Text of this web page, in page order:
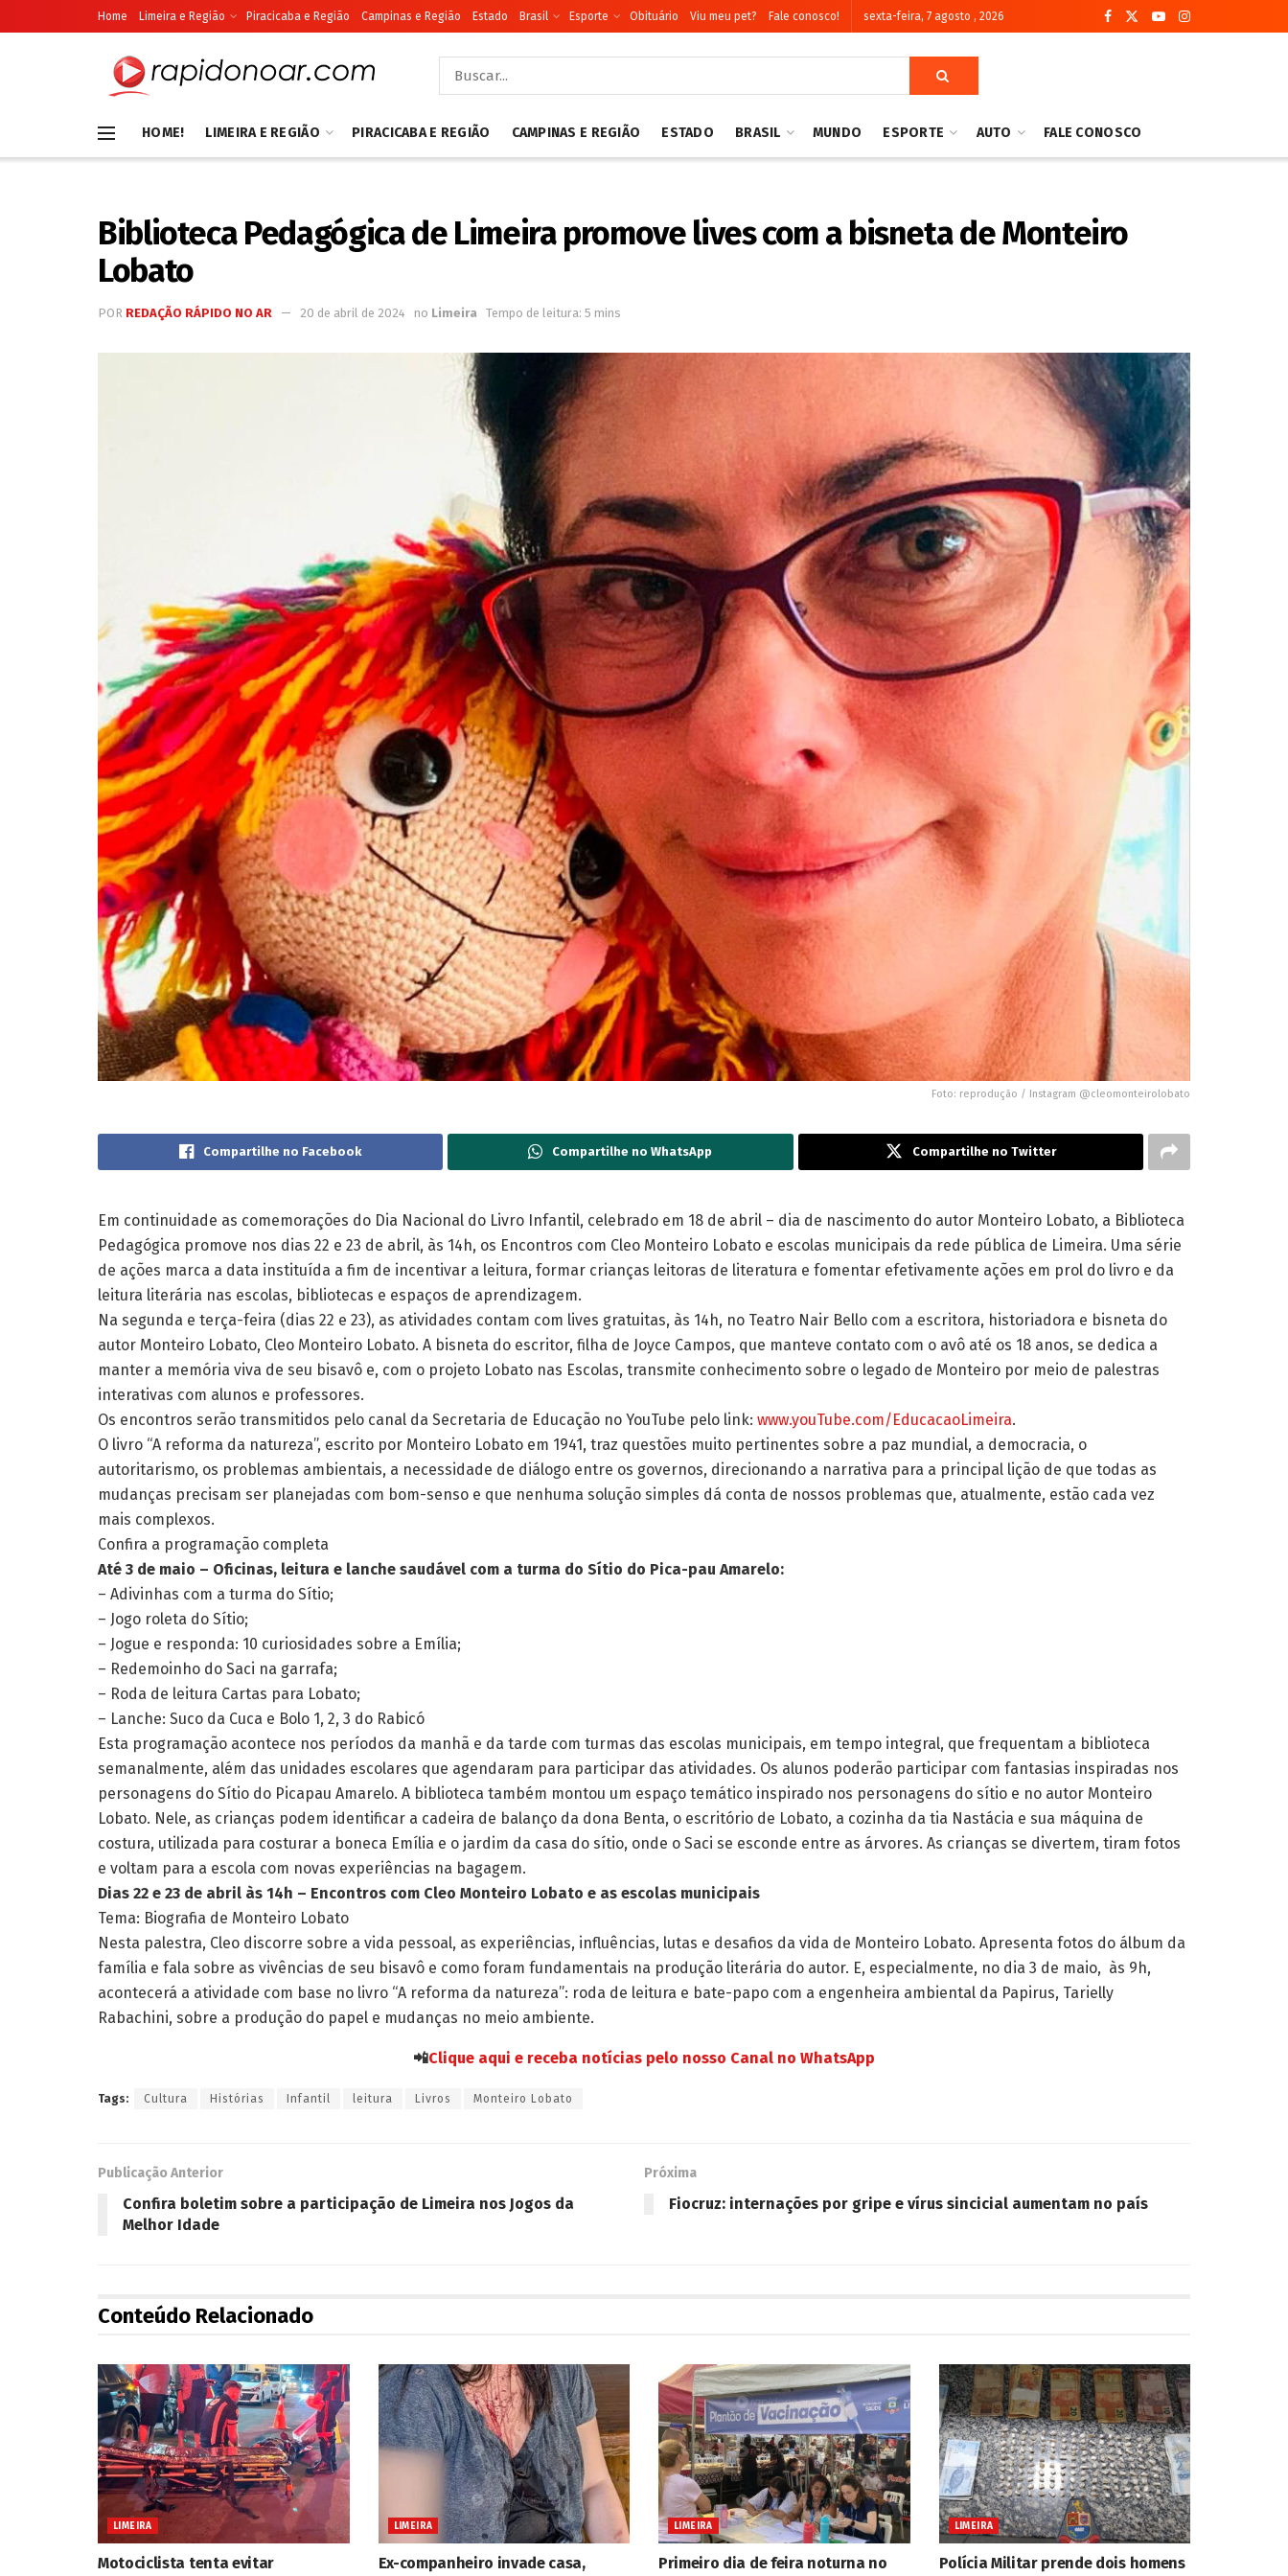
Home Limeira e Região Piracicaba e Região Campinas e Região Estado Brasil Esporte Obituário Viu meu pet? Fale conosco! sexta-feira, 7 agosto , 2026
HOME! LIMEIRA E REGIÃO PIRACICABA E REGIÃO CAMPINAS E REGIÃO ESTADO BRASIL MUNDO ESPORTE AUTO FALE CONOSCO
Biblioteca Pedagógica de Limeira promove lives com a bisneta de Monteiro
Lobato
POR REDAÇÃO RÁPIDO NO AR 20 de abril de 2024 no Limeira Tempo de leitura: 5 mins
Foto: reprodução / Instagram @cleomonteirolobato
Compartilhe no Facebook Compartilhe no WhatsApp Compartilhe no Twitter
Em continuidade as comemorações do Dia Nacional do Livro Infantil, celebrado em 18 de abril – dia de nascimento do autor Monteiro Lobato, a Biblioteca
Pedagógica promove nos dias 22 e 23 de abril, às 14h, os Encontros com Cleo Monteiro Lobato e escolas municipais da rede pública de Limeira. Uma série
de ações marca a data instituída a fim de incentivar a leitura, formar crianças leitoras de literatura e fomentar efetivamente ações em prol do livro e da
leitura literária nas escolas, bibliotecas e espaços de aprendizagem.
Na segunda e terça-feira (dias 22 e 23), as atividades contam com lives gratuitas, às 14h, no Teatro Nair Bello com a escritora, historiadora e bisneta do
autor Monteiro Lobato, Cleo Monteiro Lobato. A bisneta do escritor, filha de Joyce Campos, que manteve contato com o avô até os 18 anos, se dedica a
manter a memória viva de seu bisavô e, com o projeto Lobato nas Escolas, transmite conhecimento sobre o legado de Monteiro por meio de palestras
interativas com alunos e professores.
Os encontros serão transmitidos pelo canal da Secretaria de Educação no YouTube pelo link: www.youTube.com/EducacaoLimeira.
O livro “A reforma da natureza”, escrito por Monteiro Lobato em 1941, traz questões muito pertinentes sobre a paz mundial, a democracia, o
autoritarismo, os problemas ambientais, a necessidade de diálogo entre os governos, direcionando a narrativa para a principal lição de que todas as
mudanças precisam ser planejadas com bom-senso e que nenhuma solução simples dá conta de nossos problemas que, atualmente, estão cada vez
mais complexos.
Confira a programação completa
Até 3 de maio – Oficinas, leitura e lanche saudável com a turma do Sítio do Pica-pau Amarelo:
– Adivinhas com a turma do Sítio;
– Jogo roleta do Sítio;
– Jogue e responda: 10 curiosidades sobre a Emília;
– Redemoinho do Saci na garrafa;
– Roda de leitura Cartas para Lobato;
– Lanche: Suco da Cuca e Bolo 1, 2, 3 do Rabicó
Esta programação acontece nos períodos da manhã e da tarde com turmas das escolas municipais, em tempo integral, que frequentam a biblioteca
semanalmente, além das unidades escolares que agendaram para participar das atividades. Os alunos poderão participar com fantasias inspiradas nos
personagens do Sítio do Picapau Amarelo. A biblioteca também montou um espaço temático inspirado nos personagens do sítio e no autor Monteiro
Lobato. Nele, as crianças podem identificar a cadeira de balanço da dona Benta, o escritório de Lobato, a cozinha da tia Nastácia e sua máquina de
costura, utilizada para costurar a boneca Emília e o jardim da casa do sítio, onde o Saci se esconde entre as árvores. As crianças se divertem, tiram fotos
e voltam para a escola com novas experiências na bagagem.
Dias 22 e 23 de abril às 14h – Encontros com Cleo Monteiro Lobato e as escolas municipais
Tema: Biografia de Monteiro Lobato
Nesta palestra, Cleo discorre sobre a vida pessoal, as experiências, influências, lutas e desafios da vida de Monteiro Lobato. Apresenta fotos do álbum da
família e fala sobre as vivências de seu bisavô e como foram fundamentais na produção literária do autor. E, especialmente, no dia 3 de maio, às 9h,
acontecerá a atividade com base no livro “A reforma da natureza”: roda de leitura e bate-papo com a engenheira ambiental da Papirus, Tarielly
Rabachini, sobre a produção do papel e mudanças no meio ambiente.
📲Clique aqui e receba notícias pelo nosso Canal no WhatsApp
Tags: Cultura Histórias Infantil leitura Livros Monteiro Lobato
Publicação Anterior
Confira boletim sobre a participação de Limeira nos Jogos da
Melhor Idade
Próxima
Fiocruz: internações por gripe e vírus sincicial aumentam no país
Conteúdo Relacionado
LIMEIRA
Motociclista tenta evitar
LIMEIRA
Ex-companheiro invade casa,
LIMEIRA
Primeiro dia de feira noturna no
LIMEIRA
Polícia Militar prende dois homens